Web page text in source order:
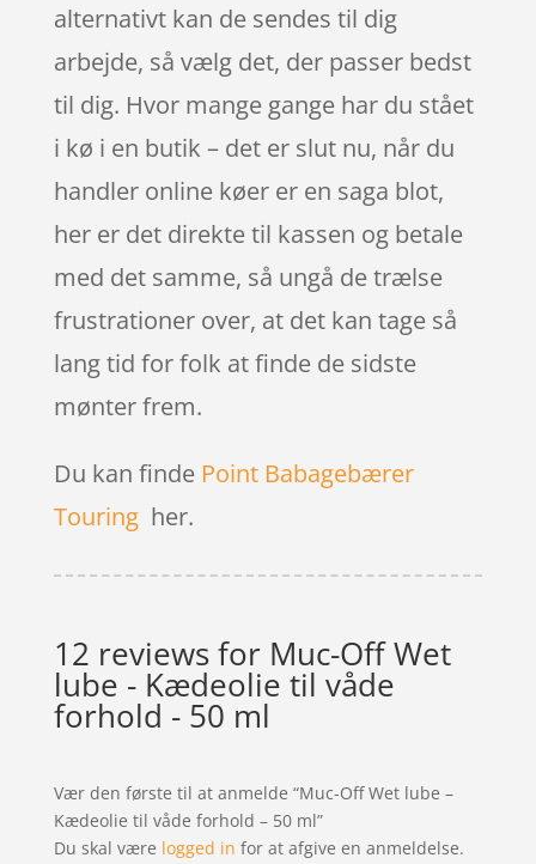
alternativt kan de sendes til dig
arbejde, så vælg det, der passer bedst
til dig. Hvor mange gange har du stået
i kø i en butik – det er slut nu, når du
handler online køer er en saga blot,
her er det direkte til kassen og betale
med det samme, så ungå de trælse
frustrationer over, at det kan tage så
lang tid for folk at finde de sidste
mønter frem.
Du kan finde Point Babagebærer
Touringher.
12 reviews for Muc-Off Wet
lube - Kædeolie til våde
forhold - 50 ml
Vær den første til at anmelde “Muc-Off Wet lube –
Kædeolie til våde forhold – 50 ml”
Du skal være logged in for at afgive en anmeldelse.